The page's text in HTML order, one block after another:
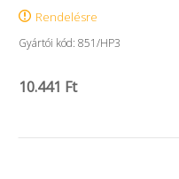
Rendelésre
Gyártói kód: 851/HP3
10.441 Ft